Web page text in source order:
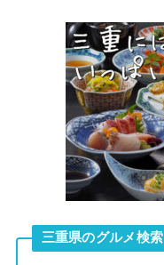
三重県のグルメ検索